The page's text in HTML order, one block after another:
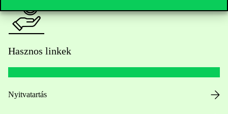
Hasznos linkek
Nyitvatartás